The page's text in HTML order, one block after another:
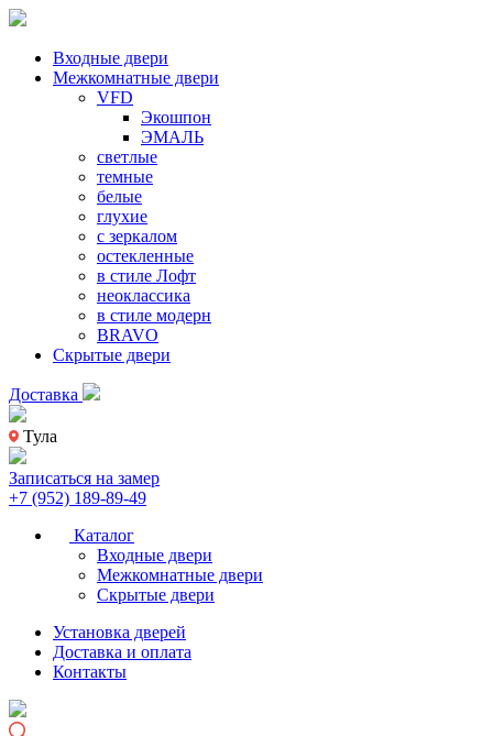
Входные двери
Межкомнатные двери
VFD
Экошпон
ЭМАЛЬ
светлые
темные
белые
глухие
с зеркалом
остекленные
в стиле Лофт
неоклассика
в стиле модерн
BRAVO
Скрытые двери
Доставка
Тула
Записаться на замер
+7 (952) 189-89-49
Каталог
Входные двери
Межкомнатные двери
Скрытые двери
Установка дверей
Доставка и оплата
Контакты